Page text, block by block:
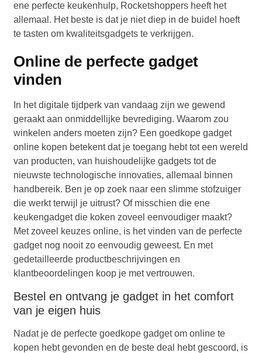
ene perfecte keukenhulp, Rocketshoppers heeft het
allemaal. Het beste is dat je niet diep in de buidel hoeft
te tasten om kwaliteitsgadgets te verkrijgen.
Online de perfecte gadget
vinden
In het digitale tijdperk van vandaag zijn we gewend
geraakt aan onmiddellijke bevrediging. Waarom zou
winkelen anders moeten zijn? Een goedkope gadget
online kopen betekent dat je toegang hebt tot een wereld
van producten, van huishoudelijke gadgets tot de
nieuwste technologische innovaties, allemaal binnen
handbereik. Ben je op zoek naar een slimme stofzuiger
die werkt terwijl je uitrust? Of misschien die ene
keukengadget die koken zoveel eenvoudiger maakt?
Met zoveel keuzes online, is het vinden van de perfecte
gadget nog nooit zo eenvoudig geweest. En met
gedetailleerde productbeschrijvingen en
klantbeoordelingen koop je met vertrouwen.
Bestel en ontvang je gadget in het comfort
van je eigen huis
Nadat je de perfecte goedkope gadget om online te
kopen hebt gevonden en de beste deal hebt gescoord, is